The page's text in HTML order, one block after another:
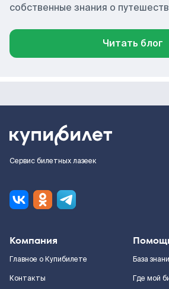
собственные знания о
Читать блог
Сервис билетных лазеек
Компания
Главное о Купибилете
Контакты
База
Где мой